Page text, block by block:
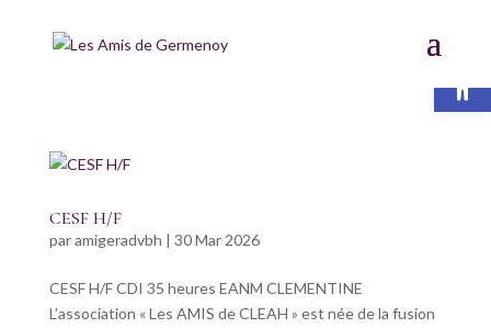
CESF H/F
paramigeradvbh | 30 Mar 2026
CESF H/F CDI 35 heures EANM CLEMENTINE
L’association « Les AMIS de CLEAH » est née de la fusion